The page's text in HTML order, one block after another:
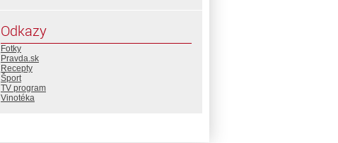
Odkazy
Fotky
Pravda.sk
Recepty
Šport
TV program
Vinotéka